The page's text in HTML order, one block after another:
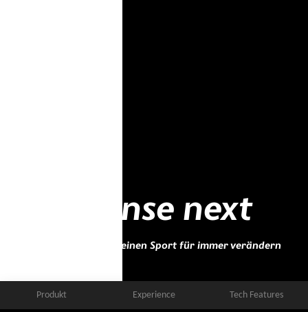
Produkt Experience Tech Features
e-sense next
0,6 Sekunden, die deinen Sport für immer verändern